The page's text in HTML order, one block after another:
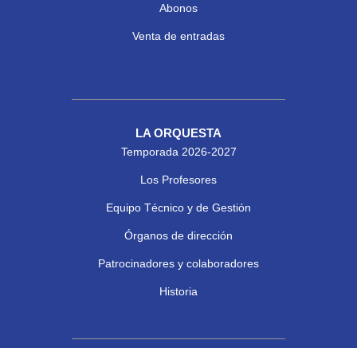
Abonos
Venta de entradas
LA ORQUESTA
Temporada 2026-2027
Los Profesores
Equipo Técnico y de Gestión
Órganos de dirección
Patrocinadores y colaboradores
Historia